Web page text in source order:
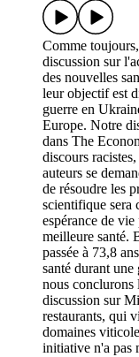
Comme
discussion sur
des nouvelles
leur objectif est
guerre en
Europe. Notre
dans The
discours
auteurs se
de résoudre les
scientifique sera
espérance de
meilleure santé.
passée à 73,8
santé durant une
nous conclurons
discussion sur
restaurants, qui
domaines
initiative n'a pas